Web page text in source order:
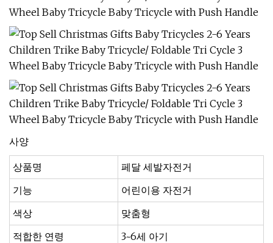
사양
상품명
페달 세발자전거
기능
어린이용 자전거
색상
맞춤형
적합한 연령
3~6세 아기